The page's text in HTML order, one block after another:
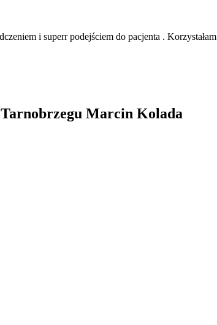
i superr podejściem do pacjenta .
Marcin Kolada